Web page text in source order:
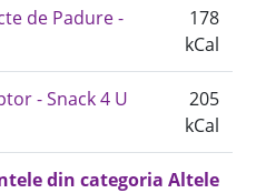
de Padure -
178
kCal
- Snack 4 U
205
kCal
din categoria Altele